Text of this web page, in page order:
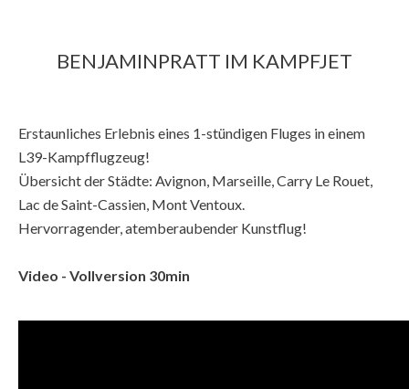
BENJAMINPRATT IM KAMPFJET
Erstaunliches Erlebnis eines 1-stündigen Fluges in einem
L39-Kampfflugzeug!
Übersicht der Städte: Avignon, Marseille, Carry Le Rouet,
Lac de Saint-Cassien, Mont Ventoux.
Hervorragender, atemberaubender Kunstflug!
Video - Vollversion 30min